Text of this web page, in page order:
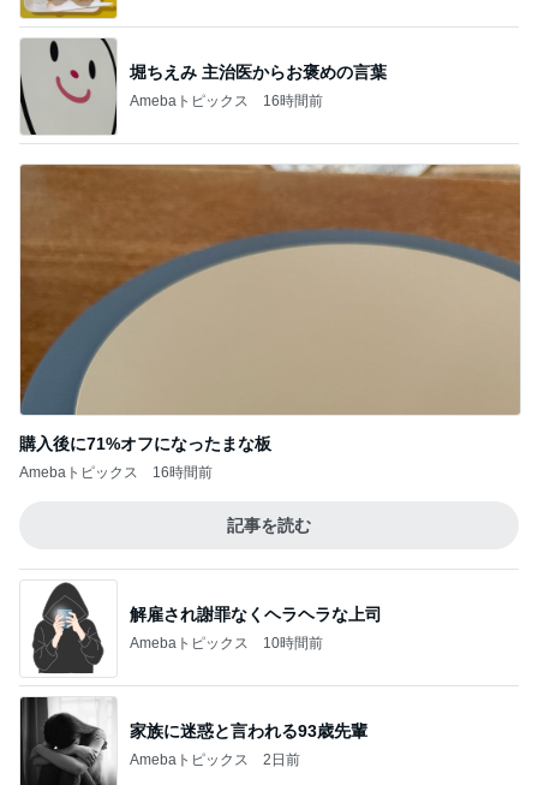
堀ちえみ 主治医からお褒めの言葉
Amebaトピックス 16時間前
購入後に71%オフになったまな板
Amebaトピックス 16時間前
記事を読む
解雇され謝罪なくヘラヘラな上司
Amebaトピックス 10時間前
家族に迷惑と言われる93歳先輩
Amebaトピックス 2日前